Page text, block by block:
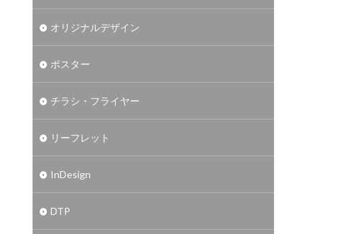
オリジナルデザイン
ポスター
チラシ・フライヤー
リーフレット
InDesign
DTP